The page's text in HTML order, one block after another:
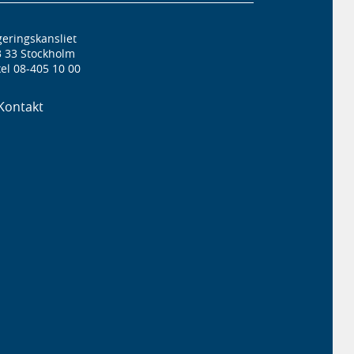
33 Stockholm
08-405 10 00